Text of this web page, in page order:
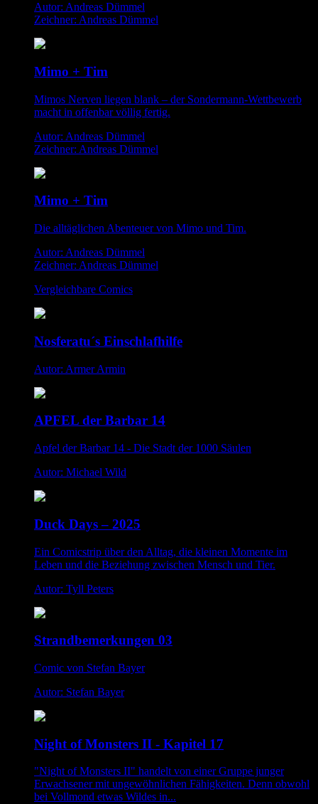
Autor: Andreas Dümmel
Zeichner: Andreas Dümmel
Mimo + Tim
Mimos Nerven liegen blank – der Sondermann-Wettbewerb
macht in offenbar völlig fertig.
Autor: Andreas Dümmel
Zeichner: Andreas Dümmel
Mimo + Tim
Die alltäglichen Abenteuer von Mimo und Tim.
Autor: Andreas Dümmel
Zeichner: Andreas Dümmel
Vergleichbare Comics
Nosferatu´s Einschlafhilfe
Autor: Armer Armin
APFEL der Barbar 14
Apfel der Barbar 14 - Die Stadt der 1000 Säulen
Autor: Michael Wild
Duck Days – 2025
Ein Comicstrip über den Alltag, die kleinen Momente im
Leben und die Beziehung zwischen Mensch und Tier.
Autor: Tyll Peters
Strandbemerkungen 03
Comic von Stefan Bayer
Autor: Stefan Bayer
Night of Monsters II - Kapitel 17
"Night of Monsters II" handelt von einer Gruppe junger
Erwachsener mit ungewöhnlichen Fähigkeiten. Denn obwohl
bei Vollmond etwas Wildes in...